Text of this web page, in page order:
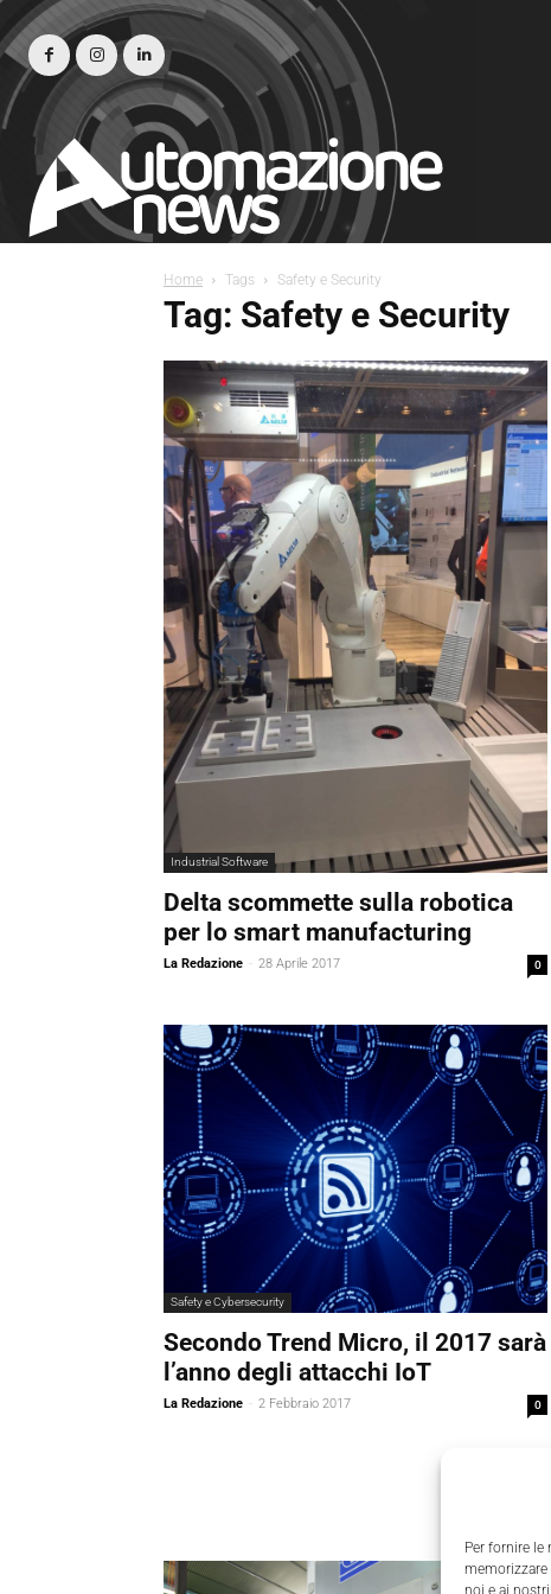
Per fornire
noi e ai
Home Tags Safety e Security
Tag: Safety e Security
Industrial Software
Delta scommette sulla robotica
per lo smart manufacturing
La Redazione - 28 Aprile 2017 0
Safety e Cybersecurity
Secondo Trend Micro, il 2017 sarà
l’anno degli attacchi IoT
La Redazione - 2 Febbraio 2017 0